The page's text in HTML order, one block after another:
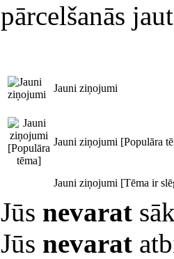
pārcelšanās
Jauni ziņojumi
Jauni ziņojumi [Populāra
Jauni ziņojumi [Tēma ir
Jūs nevarat
Jūs nevarat